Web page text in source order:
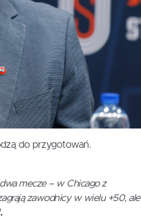
do przygotowań.
mecze – w Chicago z
zawodnicy w wielu +50, ale